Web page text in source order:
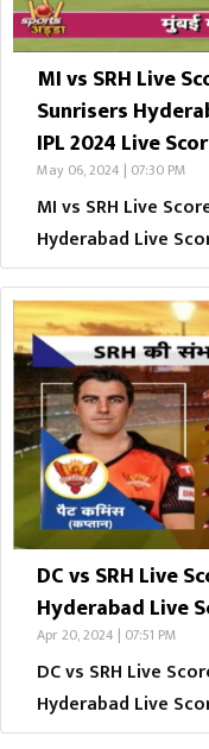
MI vs SRH Live
Sunrisers
IPL 2024 Live
May 06, 2024 | 07:30 PM
MI vs SRH Live
Hyderabad Live
DC vs SRH Live
Hyderabad Live
Apr 20, 2024 | 07:51 PM
DC vs SRH Live
Hyderabad Live